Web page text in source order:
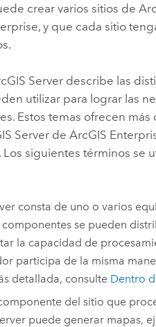
crear varios sitios de
, y que cada sitio
Server describe las
utilizar para lograr las
Estos temas ofrecen más
Server deArcGIS
siguientes términos se
consta de uno o varios
componentes se pueden
la capacidad de
participa de la misma
detallada, consulte Dentro
del sitio que
puede generar mapas,